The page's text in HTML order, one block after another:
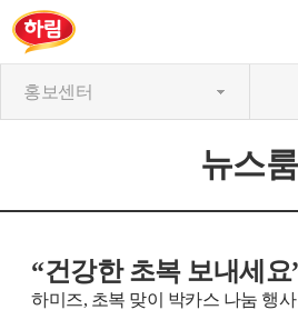
홍보센터
뉴스룸
“건강한 초복 보내세요
하미즈, 초복 맞이 박카스 나눔 행사